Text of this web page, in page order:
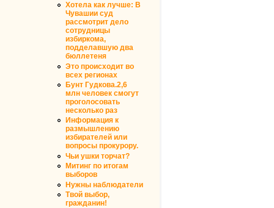
Хотела как лучше: В
Чувашии суд
рассмотрит дело
сотрудницы
избиркома,
подделавшую два
бюллетеня
Это происходит во
всех регионах
Бунт Гудкова.2,6
млн человек смогут
проголосовать
несколько раз
Информация к
размышлению
избирателей или
вопросы прокурору.
Чьи ушки торчат?
Митинг по итогам
выборов
Нужны наблюдатели
Твой выбор,
гражданин!